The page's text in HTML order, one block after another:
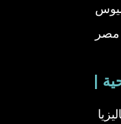
مصر